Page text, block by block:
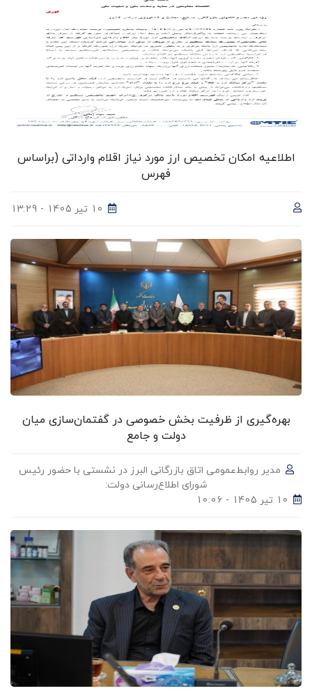
اطلاعیه امکان تخصیص ارز مورد نیاز اقلام وارداتی (براساس
فهرس
10 تیر 1405 - 13:29
بهره‌گیری از ظرفیت بخش خصوصی در گفتمان‌سازی میان
دولت و جامع
مدیر روابط‌عمومی اتاق بازرگانی البرز در نشستی با حضور رئیس
شورای اطلاع‌رسانی دولت:
10 تیر 1405 - 10:06